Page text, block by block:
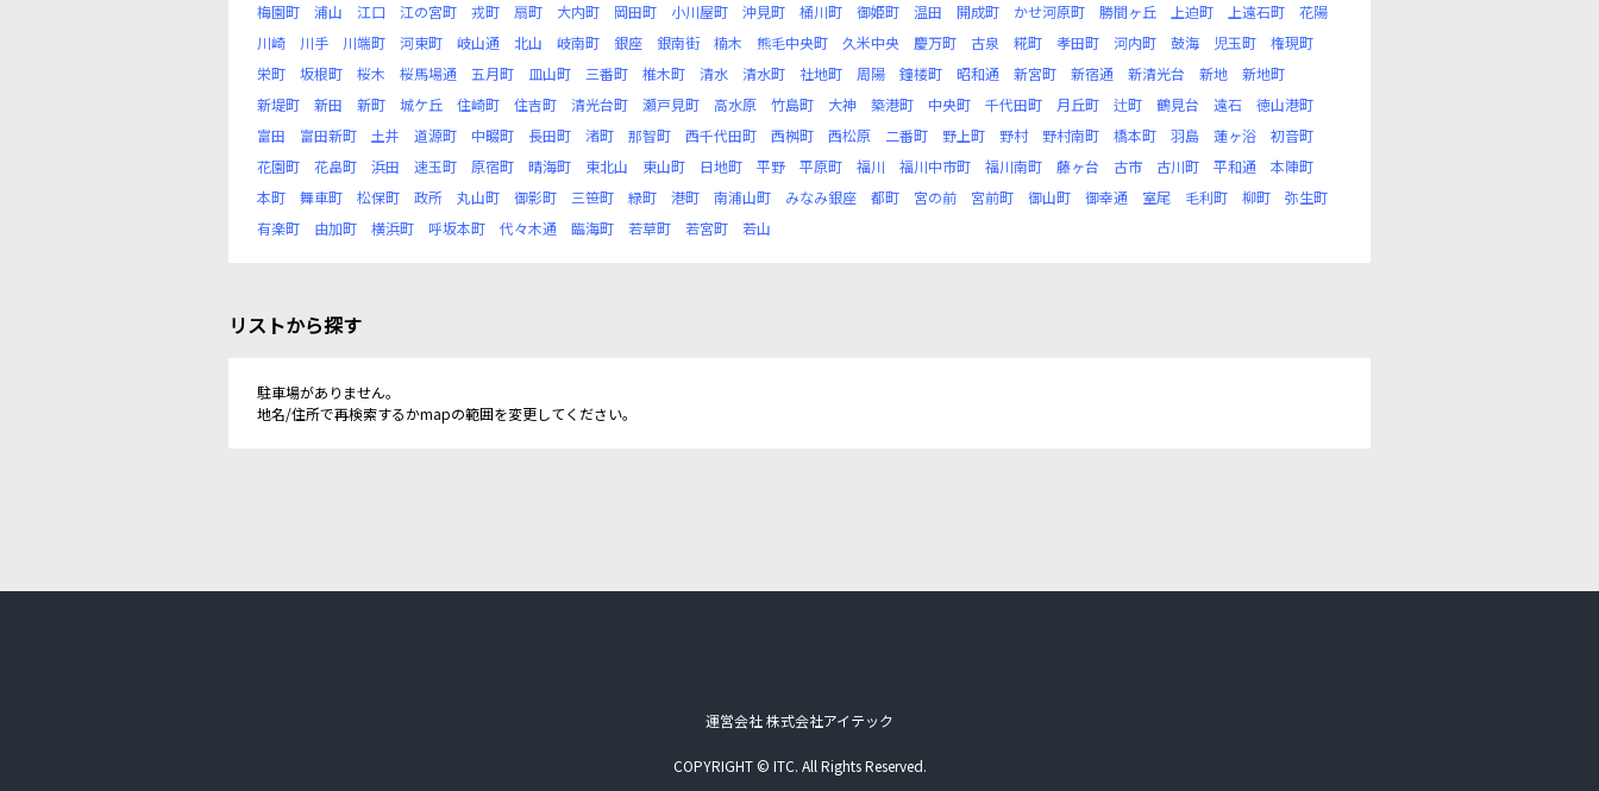
梅園町
浦山 江口 江の宮町 戎町 扇町 大内町 岡田町 小川屋町 沖見町 桶川町 御姫町 温田 開成町 かせ河原町 勝間ヶ丘 上迫町 上遠石町
花陽
川崎
川手 川端町 河東町 岐山通 北山 岐南町 銀座 銀南街 楠木 熊毛中央町 久米中央 慶万町 古泉 糀町 孝田町 河内町 鼓海 児玉町
権現町
栄町
坂根町 桜木 桜馬場通 五月町 皿山町 三番町 椎木町 清水 清水町 社地町 周陽 鐘楼町 昭和通 新宮町 新宿通 新清光台 新地
新地町
新堤町
新田 新町 城ケ丘 住崎町 住吉町 清光台町 瀬戸見町 高水原 竹島町 大神 築港町 中央町 千代田町 月丘町 辻町 鶴見台 遠石
徳山港町
富田
富田新町 土井 道源町 中畷町 長田町 渚町 那智町 西千代田町 西桝町 西松原 二番町 野上町 野村 野村南町 橋本町 羽島 蓮ヶ浴
初音町
花園町
花畠町 浜田 速玉町 原宿町 晴海町 東北山 東山町 日地町 平野 平原町 福川 福川中市町 福川南町 藤ヶ台 古市 古川町 平和通
本陣町
本町
舞車町 松保町 政所 丸山町 御影町 三笹町 緑町 港町 南浦山町 みなみ銀座 都町 宮の前 宮前町 御山町 御幸通 室尾 毛利町 柳町
弥生町
有楽町
由加町 横浜町 呼坂本町 代々木通 臨海町 若草町 若宮町 若山
リストから探す
駐車場がありません。
地名/住所で再検索するかmapの範囲を変更してください。
運営会社 株式会社アイテック
COPYRIGHT © ITC. All Rights Reserved.